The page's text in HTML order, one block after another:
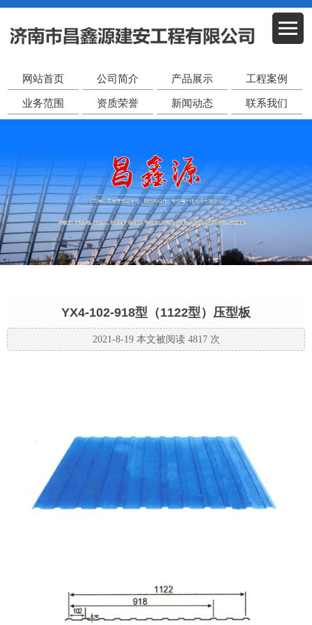
网站首页 公司简介 产品展示 工程案例
业务范围 资质荣誉 新闻动态 联系我们
YX4-102-918型（1122型）压型板
2021-8-19 本文被阅读 4817 次